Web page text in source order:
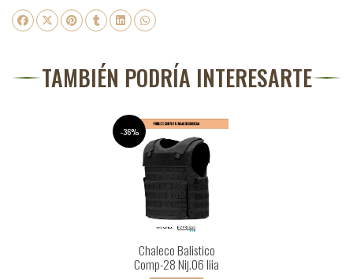
TAMBIÉN PODRÍA INTERESARTE
-36%
Chaleco Balistico
Comp-28 Nij.06 Iiia